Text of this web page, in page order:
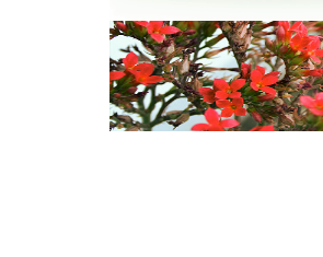
Her hos os får du altid en god afslutning når
Begravelsesforretning Hvalsø
vi hjælper i alle faser af begravelsel